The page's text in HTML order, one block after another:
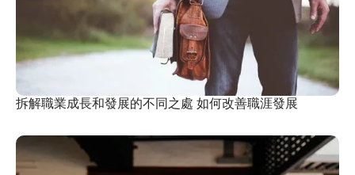
拆解職業成長和發展的不同之處 如何改善職涯發展